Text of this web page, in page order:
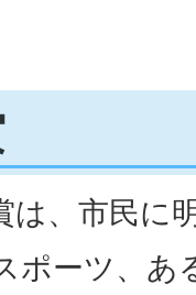
は、市民に
ポーツ、あ